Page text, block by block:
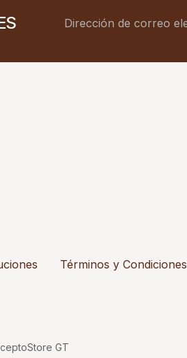
Términos y Condiciones
GT